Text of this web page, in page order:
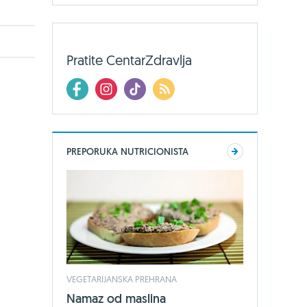
Pratite CentarZdravlja
PREPORUKA NUTRICIONISTA
VEGETARIJANSKA PREHRANA
Namaz od maslina